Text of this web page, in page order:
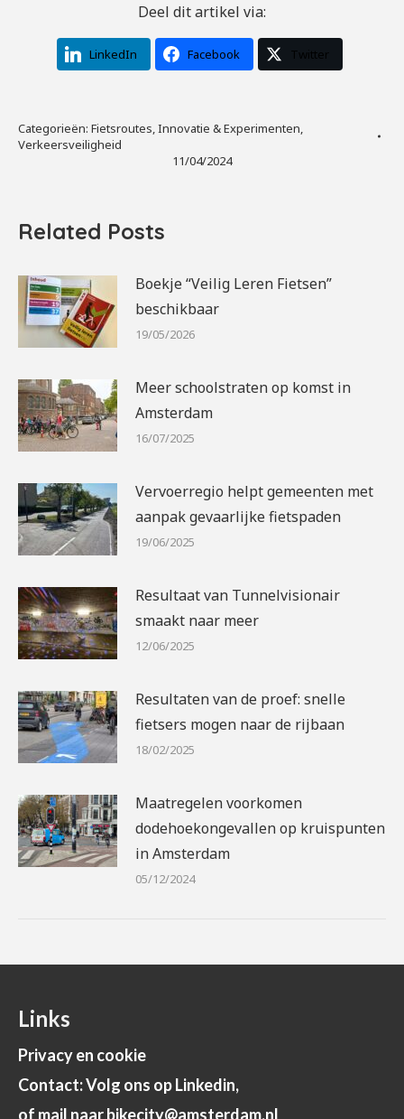
Deel dit artikel via:
LinkedIn Facebook Twitter
Categorieën: Fietsroutes,Innovatie & Experimenten,
Verkeersveiligheid
11/04/2024
Related Posts
Boekje “Veilig Leren Fietsen”
beschikbaar
19/05/2026
Meer schoolstraten op komst in
Amsterdam
16/07/2025
Vervoerregio helpt gemeenten met
aanpak gevaarlijke fietspaden
19/06/2025
Resultaat van Tunnelvisionair
smaakt naar meer
12/06/2025
Resultaten van de proef: snelle
fietsers mogen naar de rijbaan
18/02/2025
Maatregelen voorkomen
dodehoekongevallen op kruispunten
in Amsterdam
05/12/2024
Links
Privacy en cookie
Contact: Volg ons op Linkedin,
of mail naar bikecity@amsterdam.nl